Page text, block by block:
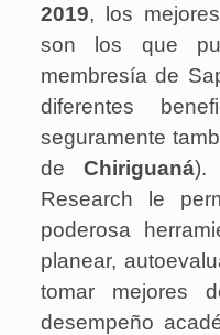
2019, los
son los que
membresía de
diferentes
seguramente
de Chiriguaná).
Research le
poderosa
planear,
tomar mejores
desempeño